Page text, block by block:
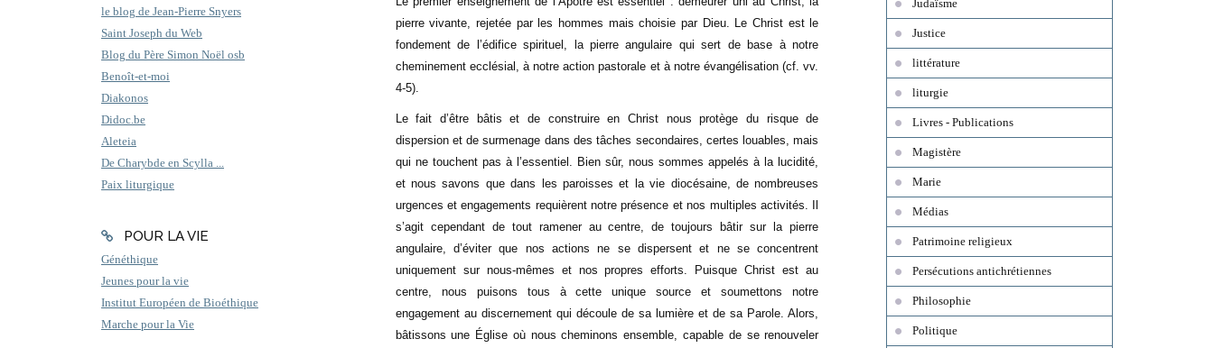
le blog de Jean-Pierre Snyers
Saint Joseph du Web
Blog du Père Simon Noël osb
Benoît-et-moi
Diakonos
Didoc.be
Aleteia
De Charybde en Scylla ...
Paix liturgique
POUR LA VIE
Généthique
Jeunes pour la vie
Institut Européen de Bioéthique
Marche pour la Vie
pierre vivante, rejetée par les hommes mais choisie par Dieu. Le Christ est le
fondement de l’édifice spirituel, la pierre angulaire qui sert de base à notre
cheminement ecclésial, à notre action pastorale et à notre évangélisation (cf. vv.
4-5).
Le fait d’être bâtis et de construire en Christ nous protège du risque de
dispersion et de surmenage dans des tâches secondaires, certes louables, mais
qui ne touchent pas à l’essentiel. Bien sûr, nous sommes appelés à la lucidité,
et nous savons que dans les paroisses et la vie diocésaine, de nombreuses
urgences et engagements requièrent notre présence et nos multiples activités. Il
s’agit cependant de tout ramener au centre, de toujours bâtir sur la pierre
angulaire, d’éviter que nos actions ne se dispersent et ne se concentrent
uniquement sur nous-mêmes et nos propres efforts. Puisque Christ est au
centre, nous puisons tous à cette unique source et soumettons notre
engagement au discernement qui découle de sa lumière et de sa Parole. Alors,
bâtissons une Église où nous cheminons ensemble, capable de se renouveler
Judaïsme
Justice
littérature
liturgie
Livres - Publications
Magistère
Marie
Médias
Patrimoine religieux
Persécutions antichrétiennes
Philosophie
Politique